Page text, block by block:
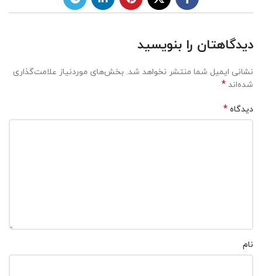
دیدگاهتان را بنویسید
نشانی ایمیل شما منتشر نخواهد شد. بخش‌های موردنیاز علامت‌گذاری
شده‌اند *
دیدگاه *
نام